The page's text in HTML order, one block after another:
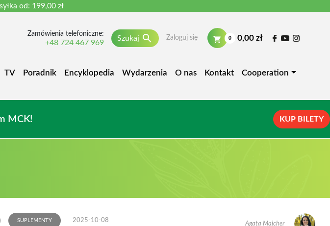
od: 199,00 zł
Zamówienia telefoniczne:
+48 724 467 969
Szukaj  Zaloguj się 0 0,00 zł
TV Poradnik Encyklopedia Wydarzenia O nas Kontakt Cooperation
MCK! KUP BILETY
SUPLEMENTY 2025-10-08 Agata Majcher